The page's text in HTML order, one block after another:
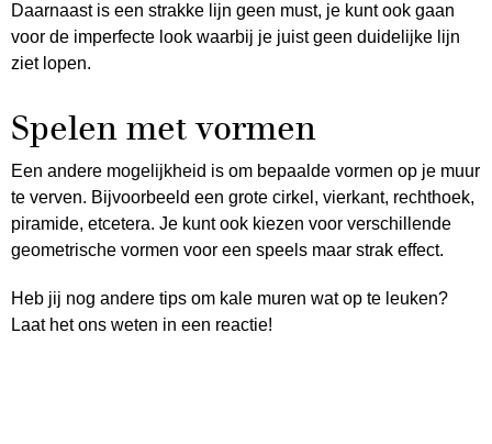
Daarnaast is een strakke lijn geen must, je kunt ook gaan
voor de imperfecte look waarbij je juist geen duidelijke lijn
ziet lopen.
Spelen met vormen
Een andere mogelijkheid is om bepaalde vormen op je muur
te verven. Bijvoorbeeld een grote cirkel, vierkant, rechthoek,
piramide, etcetera. Je kunt ook kiezen voor verschillende
geometrische vormen voor een speels maar strak effect.
Heb jij nog andere tips om kale muren wat op te leuken?
Laat het ons weten in een reactie!